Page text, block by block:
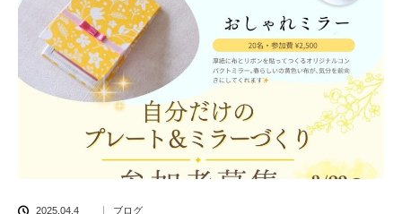
2025.04.4 ブログ